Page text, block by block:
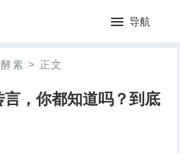
导航
素 > 正文
，你都知道吗？到底